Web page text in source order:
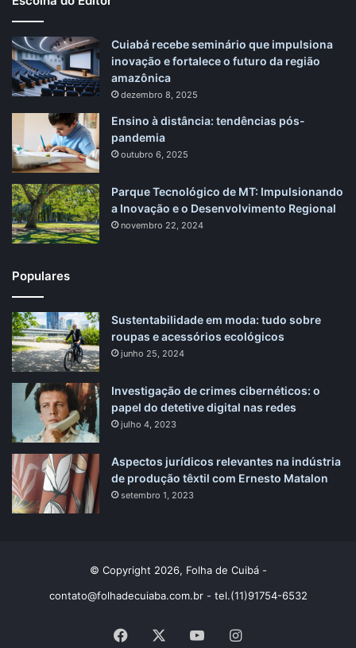
Cuiabá recebe seminário que impulsiona
inovação e fortalece o futuro da região
amazônica
dezembro 8, 2025
Ensino à distância: tendências pós-
pandemia
outubro 6, 2025
Parque Tecnológico de MT: Impulsionando
a Inovação e o Desenvolvimento Regional
novembro 22, 2024
Populares
Sustentabilidade em moda: tudo sobre
roupas e acessórios ecológicos
junho 25, 2024
Investigação de crimes cibernéticos: o
papel do detetive digital nas redes
julho 4, 2023
Aspectos jurídicos relevantes na indústria
de produção têxtil com Ernesto Matalon
setembro 1, 2023
© Copyright 2026, Folha de Cuibá -
contato@folhadecuiaba.com.br- tel.(11)91754-6532
Facebook YouTubeInstagram